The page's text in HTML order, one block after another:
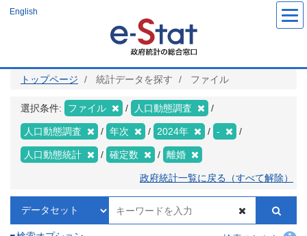
ツ
English
トップページ 統計データを探す ファイル
選択条件: ファイル 人口動態調査
人口動態調査 年次 2024年 -
人口動態統計 確定数 離婚
政府統計一覧に戻る（すべて解除）